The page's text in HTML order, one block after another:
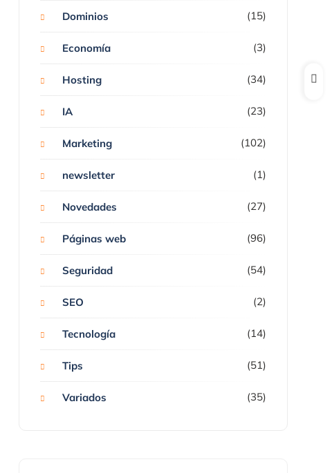
Dominios (15)
Economía (3)
Hosting (34)
IA (23)
Marketing (102)
newsletter (1)
Novedades (27)
Páginas web (96)
Seguridad (54)
SEO (2)
Tecnología (14)
Tips (51)
Variados (35)